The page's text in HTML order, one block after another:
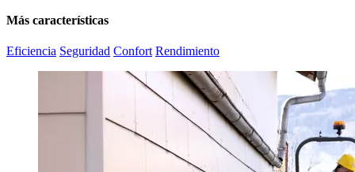
Más características
Eficiencia Seguridad Confort Rendimiento